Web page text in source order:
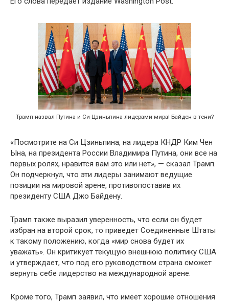
Трамп назвал Путина и Си Цзиньпина лидерами мира! Байден в тени?
«Посмотрите на Си Цзиньпина, на лидера КНДР Ким Чен
Ына, на президента России Владимира Путина, они все на
первых ролях, нравится вам это или нет», — сказал Трамп.
Он подчеркнул, что эти лидеры занимают ведущие
позиции на мировой арене, противопоставив их
президенту США Джо Байдену.
Трамп также выразил уверенность, что если он будет
избран на второй срок, то приведет Соединенные Штаты
к такому положению, когда «мир снова будет их
уважать». Он критикует текущую внешнюю политику США
и утверждает, что под его руководством страна сможет
вернуть себе лидерство на международной арене.
Кроме того, Трамп заявил, что имеет хорошие отношения